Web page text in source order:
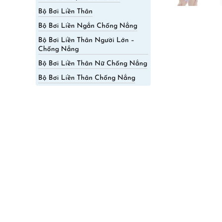
Bộ Bơi Liền Thân
Bộ Bơi Liền Ngắn Chống Nắng
Bộ Bơi Liền Thân Người Lớn –
Chống Nắng
Bộ Bơi Liền Thân Nữ Chống Nắng
Bộ Bơi Liền Thân Chống Nắng